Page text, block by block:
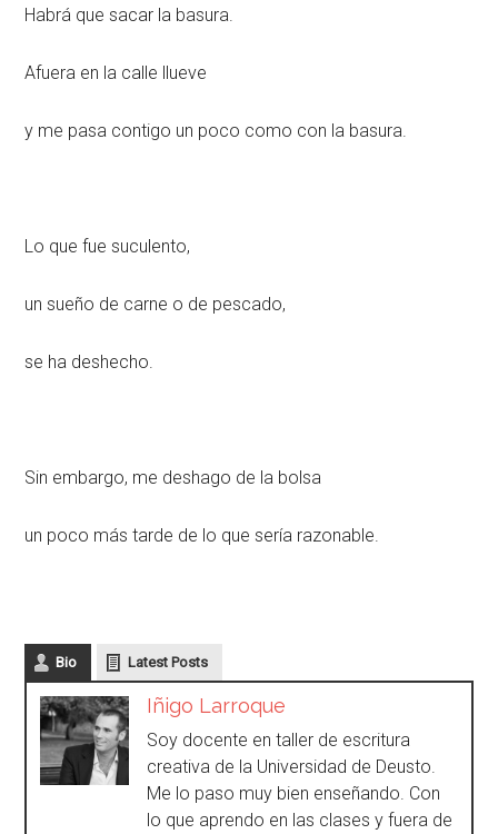
Habrá que sacar la basura.
Afuera en la calle llueve
y me pasa contigo un poco como con la basura.
Lo que fue suculento,
un sueño de carne o de pescado,
se ha deshecho.
Sin embargo, me deshago de la bolsa
un poco más tarde de lo que sería razonable.
Bio Latest Posts
Iñigo Larroque
Soy docente en taller de escritura
creativa de la Universidad de Deusto.
Me lo paso muy bien enseñando. Con
lo que aprendo en las clases y fuera de